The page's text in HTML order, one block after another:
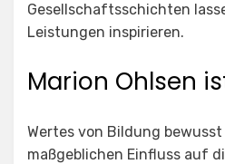
Gesellschaftsschichten
Leistungen inspirieren.
Marion Ohlsen
Wertes von Bildung
maßgeblichen Einfluss auf